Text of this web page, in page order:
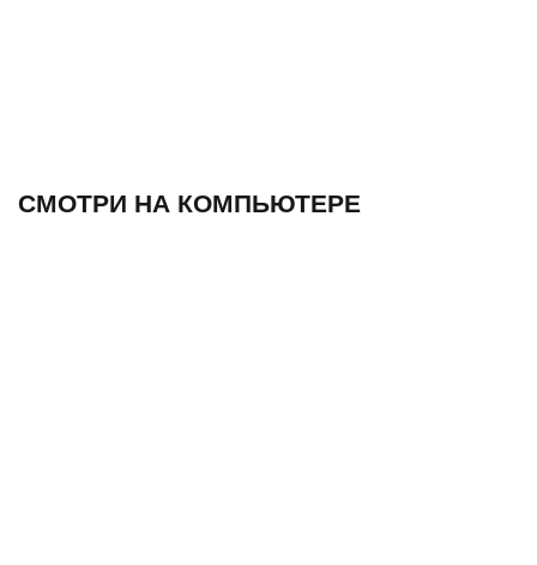
СМОТРИ НА КОМПЬЮТЕРЕ